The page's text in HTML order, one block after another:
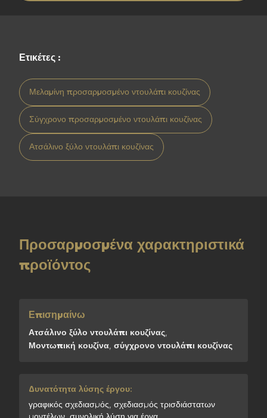
Ετικέτες :
Μελαμίνη προσαρμοσμένο ντουλάπι κουζίνας
Σύγχρονο προσαρμοσμένο ντουλάπι κουζίνας
Ατσάλινο ξύλο ντουλάπι κουζίνας
Προσαρμοσμένα χαρακτηριστικά
προϊόντος
Επισημαίνω
Ατσάλινο ξύλο ντουλάπι κουζίνας,
Μοντωπική κουζίνα, σύγχρονο ντουλάπι κουζίνας
Δυνατότητα λύσης έργου:
γραφικός σχεδιασμός, σχεδιασμός τρισδιάστατων